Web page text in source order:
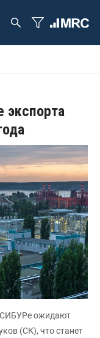
СИБУРе ожидают
(СК), что станет